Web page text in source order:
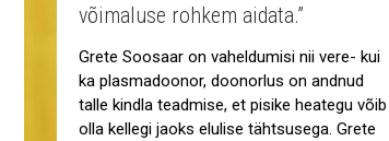
võimaluse rohkem aidata.”
Grete Soosaar on vaheldumisi nii vere- kui
ka plasmadoonor, doonorlus on andnud
talle kindla teadmise, et pisike heategu võib
olla kellegi jaoks elulise tähtsusega. Grete